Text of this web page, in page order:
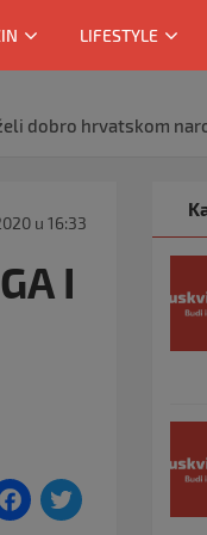
LIFESTYLE
želi dobro hrvatskom
u 16:33
I
F